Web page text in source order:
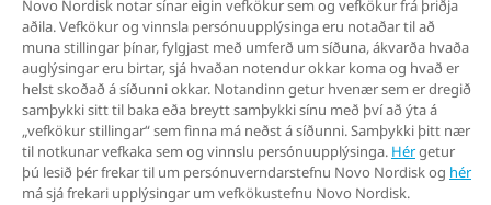
Novo Nordisk notar sínar eigin vefkökur sem og vefkökur frá þriðja
aðila. Vefkökur og vinnsla persónuupplýsinga eru notaðar til að
muna stillingar þínar, fylgjast með umferð um síðuna, ákvarða hvaða
auglýsingar eru birtar, sjá hvaðan notendur okkar koma og hvað er
helst skoðað á síðunni okkar. Notandinn getur hvenær sem er dregið
samþykki sitt til baka eða breytt samþykki sínu með því að ýta á
„vefkökur stillingar“ sem finna má neðst á síðunni. Samþykki þitt nær
til notkunar vefkaka sem og vinnslu persónuupplýsinga. Hérgetur
þú lesið þér frekar til um persónuverndarstefnu Novo Nordisk og hér
má sjá frekari upplýsingar um vefkökustefnu Novo Nordisk.